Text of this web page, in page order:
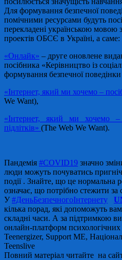
Для формування безпечної
помічними ресурсами будуть
перекладені українською мовою
проектів ОБСЄ в Україні, а саме:
«Онлайк» – друге оновлене
посібника «Керівництво із
формування безпечної поведінки
«Інтернет, який ми хочемо –
We Want),
«Інтернет, який ми хочемо
підлітків» (The Web We Want).
Пандемія #COVID19 значно
люди можуть почуватись
події . Знайте, що це нормальна
означає, що потрібно стежити за
У#ДеньБезпечногоІнтернету
кілька порад, які допоможуть
складні часи. А за підтримкою
онлайн-платформ психологічних
Teenergizer, Support ME,
Teenslive
Повний матеріал читайте на